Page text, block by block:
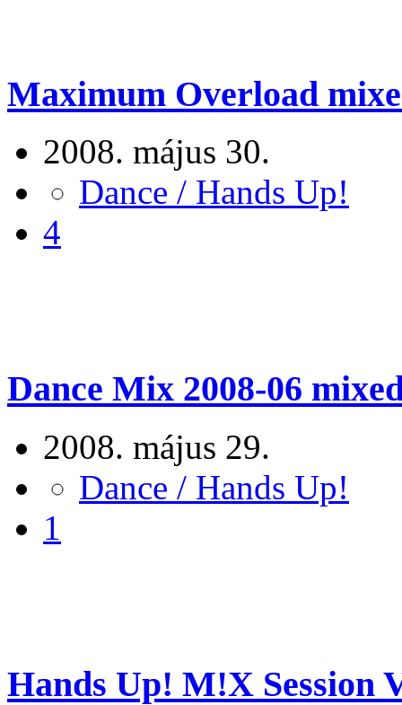
Maximum Overload
2008. május 30.
Dance / Hands Up!
4
Dance Mix 2008-06
2008. május 29.
Dance / Hands Up!
1
Hands Up! M!X Session